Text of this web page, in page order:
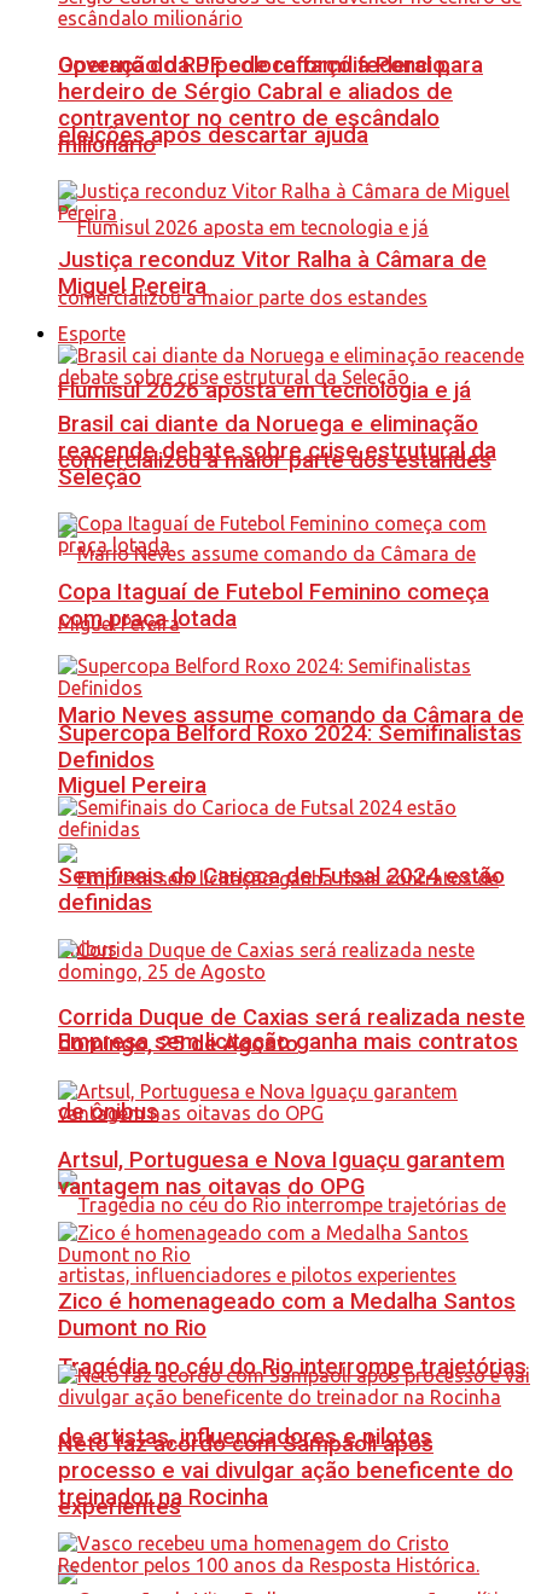
Governo do RJ pede reforço federal para
eleições após descartar ajuda
Flumisul 2026 aposta em tecnologia e já
comercializou a maior parte dos estandes
Mario Neves assume comando da Câmara de
Miguel Pereira
Empresa sem licitação ganha mais contratos
de ônibus
Tragédia no céu do Rio interrompe trajetórias
de artistas, influenciadores e pilotos
experientes
Operação da PF coloca família Poncio,
herdeiro de Sérgio Cabral e aliados de
contraventor no centro de escândalo
milionário
Justiça reconduz Vitor Ralha à Câmara de
Miguel Pereira
Esporte
Brasil cai diante da Noruega e eliminação
reacende debate sobre crise estrutural da
Seleção
Copa Itaguaí de Futebol Feminino começa
com praça lotada
Supercopa Belford Roxo 2024: Semifinalistas
Definidos
Semifinais do Carioca de Futsal 2024 estão
definidas
Corrida Duque de Caxias será realizada neste
domingo, 25 de Agosto
Artsul, Portuguesa e Nova Iguaçu garantem
vantagem nas oitavas do OPG
Zico é homenageado com a Medalha Santos
Dumont no Rio
Neto faz acordo com Sampaoli após
processo e vai divulgar ação beneficente do
treinador na Rocinha